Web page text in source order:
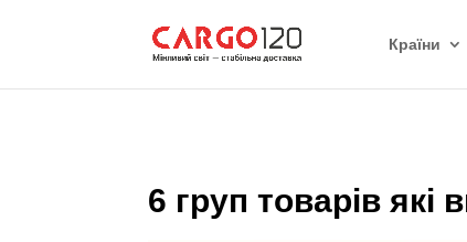
Країни
6 груп товарів які